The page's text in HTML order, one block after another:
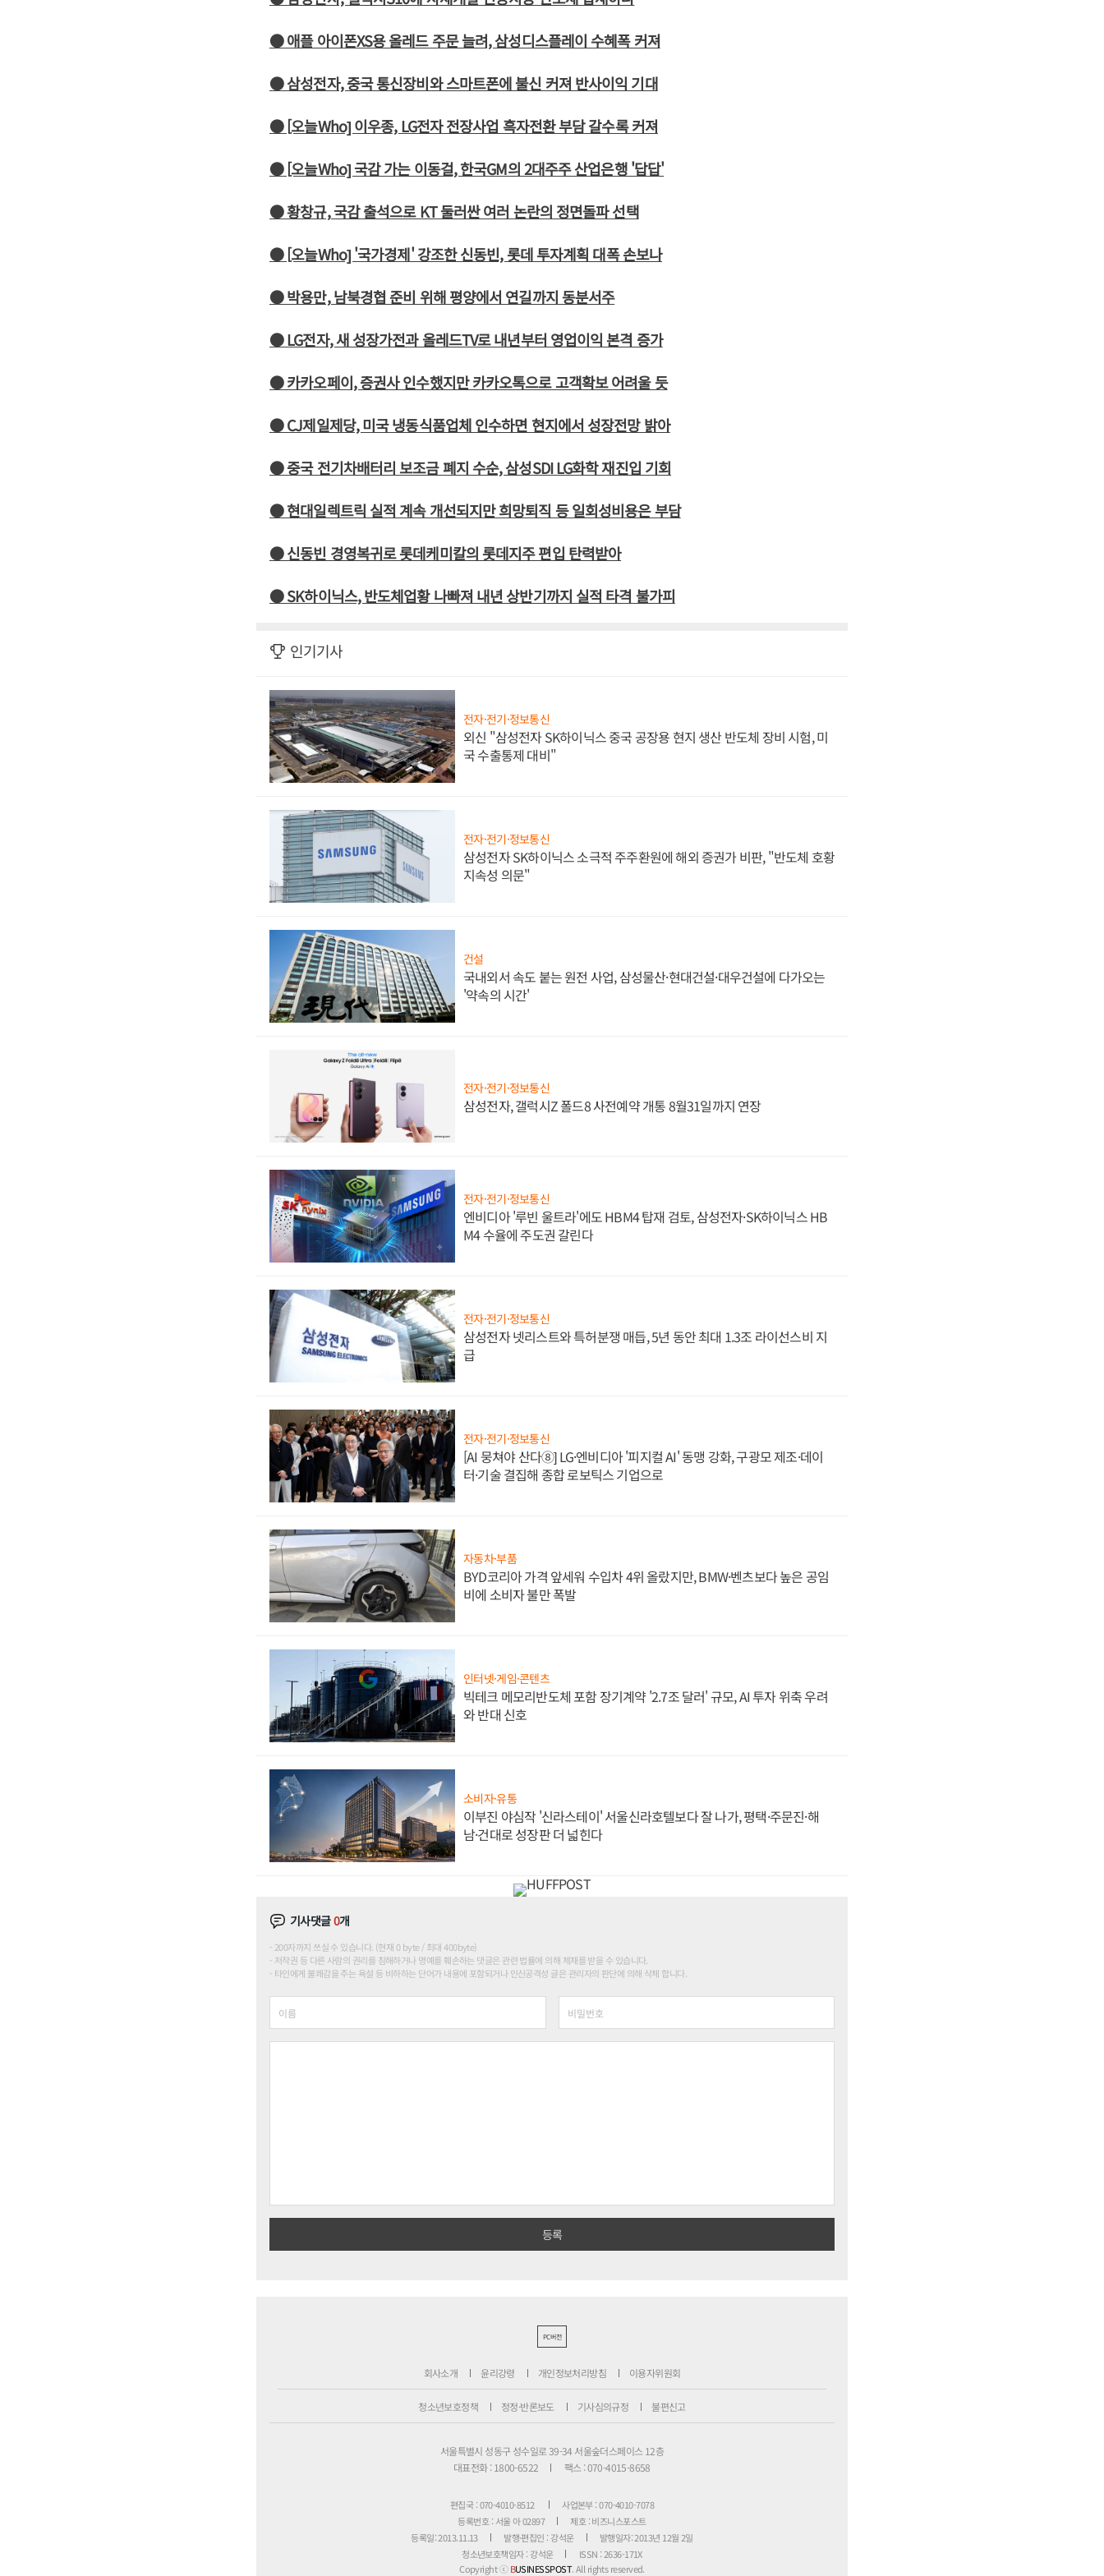
● 애플 아이폰XS용 올레드 주문 늘려, 삼성디스플레이 수혜폭 커져
● 삼성전자, 중국 통신장비와 스마트폰에 불신 커져 반사이익 기대
● [오늘Who] 이우종, LG전자 전장사업 흑자전환 부담 갈수록 커져
● [오늘Who] 국감 가는 이동걸, 한국GM의 2대주주 산업은행 '답답'
● 황창규, 국감 출석으로 KT 둘러싼 여러 논란의 정면돌파 선택
● [오늘Who] '국가경제' 강조한 신동빈, 롯데 투자계획 대폭 손보나
● 박용만, 남북경협 준비 위해 평양에서 연길까지 동분서주
● LG전자, 새 성장가전과 올레드TV로 내년부터 영업이익 본격 증가
● 카카오페이, 증권사 인수했지만 카카오톡으로 고객확보 어려울 듯
● CJ제일제당, 미국 냉동식품업체 인수하면 현지에서 성장전망 밝아
● 중국 전기차배터리 보조금 폐지 수순, 삼성SDI LG화학 재진입 기회
● 현대일렉트릭 실적 계속 개선되지만 희망퇴직 등 일회성비용은 부담
● 신동빈 경영복귀로 롯데케미칼의 롯데지주 편입 탄력받아
● SK하이닉스, 반도체업황 나빠져 내년 상반기까지 실적 타격 불가피
인기기사
전자·전기·정보통신
외신 "삼성전자 SK하이닉스 중국 공장용 현지 생산 반도체 장비 시험, 미
국 수출통제 대비"
전자·전기·정보통신
삼성전자 SK하이닉스 소극적 주주환원에 해외 증권가 비판, "반도체 호황
지속성 의문"
건설
국내외서 속도 붙는 원전 사업, 삼성물산·현대건설·대우건설에 다가오는
'약속의 시간'
전자·전기·정보통신
삼성전자, 갤럭시Z 폴드8 사전예약 개통 8월31일까지 연장
전자·전기·정보통신
엔비디아 '루빈 울트라'에도 HBM4 탑재 검토, 삼성전자·SK하이닉스 HB
M4 수율에 주도권 갈린다
전자·전기·정보통신
삼성전자 넷리스트와 특허분쟁 매듭, 5년 동안 최대 1.3조 라이선스비 지
급
전자·전기·정보통신
[AI 뭉쳐야 산다⑧] LG·엔비디아 '피지컬 AI' 동맹 강화, 구광모 제조·데이
터·기술 결집해 종합 로보틱스 기업으로
자동차·부품
BYD코리아 가격 앞세워 수입차 4위 올랐지만, BMW·벤츠보다 높은 공임
비에 소비자 불만 폭발
인터넷·게임·콘텐츠
빅테크 메모리반도체 포함 장기계약 '2.7조 달러' 규모, AI 투자 위축 우려
와 반대 신호
소비자·유통
이부진 야심작 '신라스테이' 서울신라호텔보다 잘 나가, 평택·주문진·해
남·건대로 성장판 더 넓힌다
기사댓글0개
200자까지 쓰실 수 있습니다. (현재 0 byte / 최대 400byte)
저작권 등 다른 사람의 권리를 침해하거나 명예를 훼손하는 댓글은 관련 법률에 의해 제재를 받을 수 있습니다.
타인에게 불쾌감을 주는 욕설 등 비하하는 단어가 내용에 포함되거나 인신공격성 글은 관리자의 판단에 의해 삭제 합니다.
PC버전
회사소개 윤리강령 개인정보처리방침 이용자위원회
청소년보호정책 정정·반론보도 기사심의규정 불편신고
서울특별시 성동구 성수일로 39-34 서울숲더스페이스 12층
대표전화 : 1800-6522
팩스 : 070-4015-8658
편집국 : 070-4010-8512
사업본부 : 070-4010-7078
등록번호 : 서울 아 02897
제호 : 비즈니스포스트
등록일: 2013.11.13
발행·편집인 : 강석운
발행일자: 2013년 12월 2일
청소년보호책임자 : 강석운
ISSN : 2636-171X
Copyright ⓒBUSINESSPOST. All rights reserved.